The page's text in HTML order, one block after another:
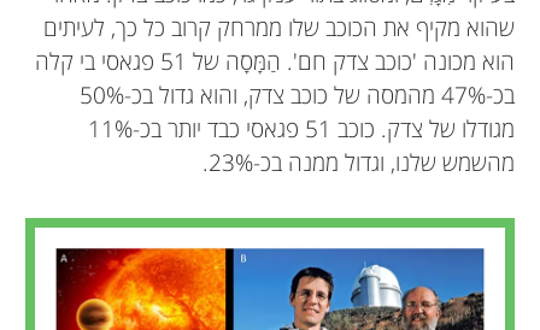
שהוא מקיף את הכוכב שלו ממרחק קרוב כל כך, לעיתים
הוא מכונה 'כוכב צדק חם'. הַמָּסָה של 51 פגאסי בי קלה
בכ-47% מהמסה של כוכב צדק, והוא גדול בכ-50%
מגודלו של צדק. כוכב 51 פגאסי כבד יותר בכ-11%
מהשמש שלנו, וגדול ממנה בכ-23%.